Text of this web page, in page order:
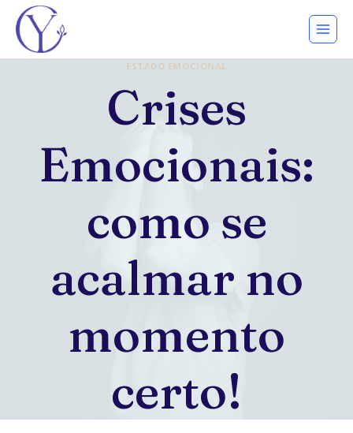
Pular
para
o
ESTADO EMOCIONAL
Crises
Emocionais:
como se
acalmar no
momento
certo!